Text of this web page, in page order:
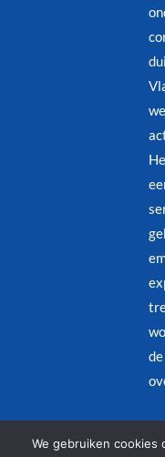
Juridische
We gebruiken